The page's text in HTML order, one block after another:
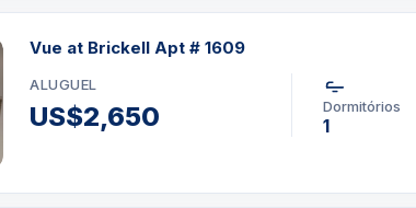
centro de negócios e café com acesso à internet.
sair dos subúrbios e adotar um estilo de vida
tem tudo a oferecer. Então compre, alugue ou procure
em Miami, Vue at Brickell é uma ótima oportunidade
diariamente com alugueis com contrato de no
Esse condomínio que e localizado em Brickell pode
aluguel para temporada, Se você procura alugar por
Vue at Brickell Apt # 1609
ALUGUEL
US$2,650 Dormitórios
1